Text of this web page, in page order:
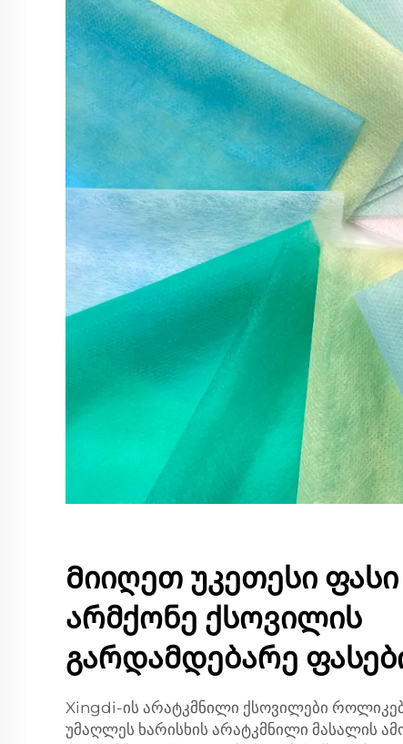
Მიიღეთ უკეთესი ფასი
არმქონე ქსოვილის
გარდამდებარე
Xingdi-ის არატკმნილი ქსოვილები
უმაღლეს ხარისხის არატკმნილი მასალის